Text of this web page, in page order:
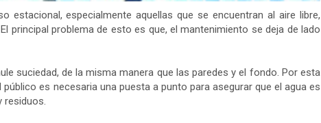
estacional, especialmente aquellas que se encuentran al aire libre,
principal problema de esto es que, el mantenimiento se deja de lado
suciedad, de la misma manera que las paredes y el fondo. Por esta
es necesaria una puesta a punto para asegurar que el agua es
residuos.